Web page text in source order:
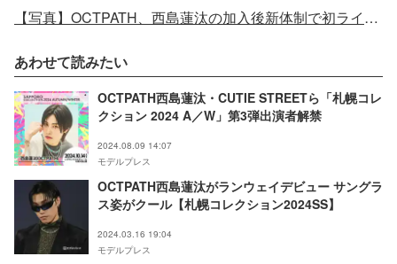
【写真】OCTPATH、西島蓮汰の加入後新体制で初ライブ 「一番の強い味方だった」メンバーへ感謝語る
あわせて読みたい
OCTPATH西島蓮汰・CUTIE STREETら「札幌コレ
クション 2024 A／W」第3弾出演者解禁
2024.08.09 14:07
モデルプレス
OCTPATH西島蓮汰がランウェイデビュー サングラ
ス姿がクール【札幌コレクション2024SS】
2024.03.16 19:04
モデルプレス